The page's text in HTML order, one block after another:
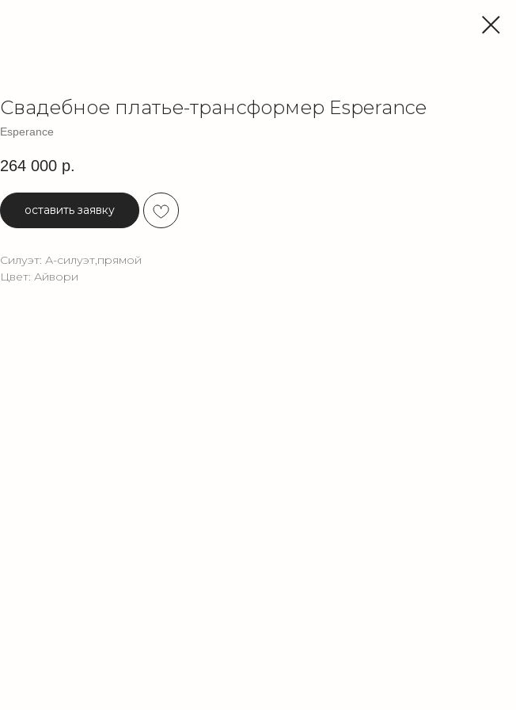
Свадебное платье-трансформер Esperance
Esperance
264 000 р.
оставить заявку
Силуэт: А-силуэт,прямой
Цвет: Айвори